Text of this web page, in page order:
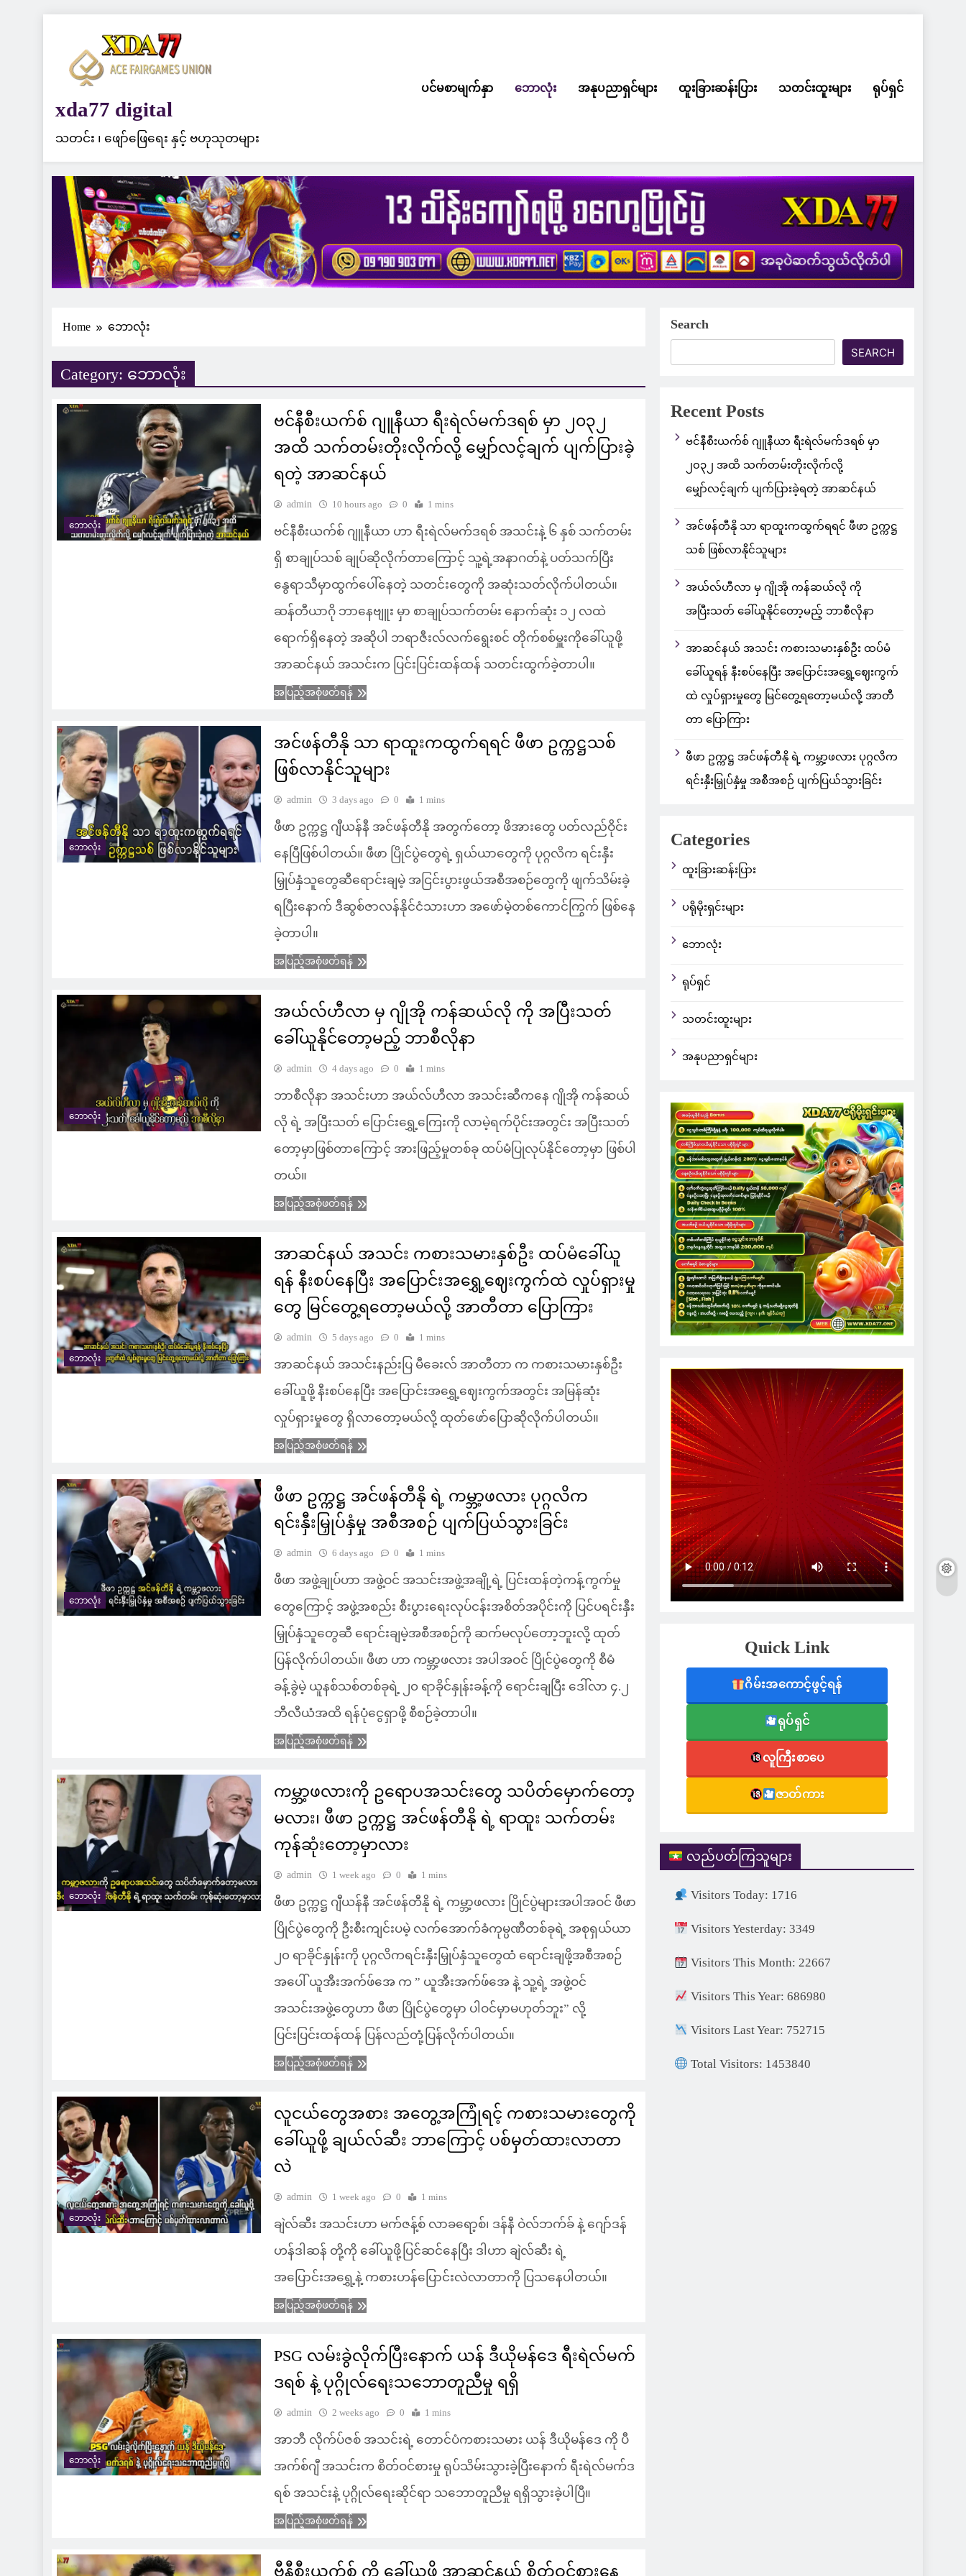
xda77 digital
သတင်း ၊ ဖျော်ဖြေရေး နှင့် ဗဟုသုတများ
ပင်မစာမျက်နှာ ဘောလုံး အနုပညာရှင်များ ထူးခြားဆန်းပြား သတင်းထူးများ ရုပ်ရှင်
Home ဘောလုံး
Category: ဘောလုံး
ဘောလုံး
ဗင်နီစီးယက်စ် ဂျူနီယာ ရီးရဲလ်မက်ဒရစ် မှာ ၂၀၃၂
အထိ သက်တမ်းတိုးလိုက်လို့ မျှော်လင့်ချက် ပျက်ပြားခဲ့
ရတဲ့ အာဆင်နယ်
admin 10 hours ago 0 1 mins
ဗင်နီစီးယက်စ် ဂျူနီယာ ဟာ ရီးရဲလ်မက်ဒရစ် အသင်းနဲ့ ၆ နှစ် သက်တမ်း
ရှိ စာချုပ်သစ် ချုပ်ဆိုလိုက်တာကြောင့် သူ့ရဲ့အနာဂတ်နဲ့ ပတ်သက်ပြီး
နွေရာသီမှာထွက်ပေါ်နေတဲ့ သတင်းတွေကို အဆုံးသတ်လိုက်ပါတယ်။
ဆန်တီယာဂို ဘာနေဗျူး မှာ စာချုပ်သက်တမ်း နောက်ဆုံး ၁၂ လထဲ
ရောက်ရှိနေတဲ့ အဆိုပါ ဘရာဇီးလ်လက်ရွေးစင် တိုက်စစ်မှူးကိုခေါ်ယူဖို့
အာဆင်နယ် အသင်းက ပြင်းပြင်းထန်ထန် သတင်းထွက်ခဲ့တာပါ။
အပြည့်အစုံဖတ်ရန်
ဘောလုံး
အင်ဖန်တီနို သာ ရာထူးကထွက်ရရင် ဖီဖာ ဥက္ကဋ္ဌသစ်
ဖြစ်လာနိုင်သူများ
admin 3 days ago 0 1 mins
ဖီဖာ ဥက္ကဋ္ဌ ဂျီယန်နီ အင်ဖန်တီနို အတွက်တော့ ဖိအားတွေ ပတ်လည်ဝိုင်း
နေပြီဖြစ်ပါတယ်။ ဖီဖာ ပြိုင်ပွဲတွေရဲ့ ရှယ်ယာတွေကို ပုဂ္ဂလိက ရင်းနှီး
မြှုပ်နှံသူတွေဆီရောင်းချမဲ့ အငြင်းပွားဖွယ်အစီအစဉ်တွေကို ဖျက်သိမ်းခဲ့
ရပြီးနောက် ဒီဆွစ်ဇာလန်နိုင်ငံသားဟာ အဖော်မဲ့တစ်ကောင်ကြွက် ဖြစ်နေ
ခဲ့တာပါ။
အပြည့်အစုံဖတ်ရန်
ဘောလုံး
အယ်လ်ဟီလာ မှ ဂျိုအို ကန်ဆယ်လို ကို အပြီးသတ်
ခေါ်ယူနိုင်တော့မည့် ဘာစီလိုနာ
admin 4 days ago 0 1 mins
ဘာစီလိုနာ အသင်းဟာ အယ်လ်ဟီလာ အသင်းဆီကနေ ဂျိုအို ကန်ဆယ်
လို ရဲ့ အပြီးသတ် ပြောင်းရွှေ့ကြေးကို လာမဲ့ရက်ပိုင်းအတွင်း အပြီးသတ်
တော့မှာဖြစ်တာကြောင့် အားဖြည့်မှုတစ်ခု ထပ်မံပြုလုပ်နိုင်တော့မှာ ဖြစ်ပါ
တယ်။
အပြည့်အစုံဖတ်ရန်
ဘောလုံး
အာဆင်နယ် အသင်း ကစားသမားနှစ်ဦး ထပ်မံခေါ်ယူ
ရန် နီးစပ်နေပြီး အပြောင်းအရွှေ့ဈေးကွက်ထဲ လှုပ်ရှားမှု
တွေ မြင်တွေ့ရတော့မယ်လို့ အာတီတာ ပြောကြား
admin 5 days ago 0 1 mins
အာဆင်နယ် အသင်းနည်းပြ မီခေးလ် အာတီတာ က ကစားသမားနှစ်ဦး
ခေါ်ယူဖို့ နီးစပ်နေပြီး အပြောင်းအရွှေ့ဈေးကွက်အတွင်း အမြန်ဆုံး
လှုပ်ရှားမှုတွေ ရှိလာတော့မယ်လို့ ထုတ်ဖော်ပြောဆိုလိုက်ပါတယ်။
အပြည့်အစုံဖတ်ရန်
ဘောလုံး
ဖီဖာ ဥက္ကဋ္ဌ အင်ဖန်တီနို ရဲ့ ကမ္ဘာ့ဖလား ပုဂ္ဂလိက
ရင်းနှီးမြှုပ်နှံမှု အစီအစဉ် ပျက်ပြယ်သွားခြင်း
admin 6 days ago 0 1 mins
ဖီဖာ အဖွဲ့ချုပ်ဟာ အဖွဲ့ဝင် အသင်းအဖွဲ့အချို့ရဲ့ ပြင်းထန်တဲ့ကန့်ကွက်မှု
တွေကြောင့် အဖွဲ့အစည်း စီးပွားရေးလုပ်ငန်းအစိတ်အပိုင်းကို ပြင်ပရင်းနှီး
မြှုပ်နှံသူတွေဆီ ရောင်းချမဲ့အစီအစဉ်ကို ဆက်မလုပ်တော့ဘူးလို့ ထုတ်
ပြန်လိုက်ပါတယ်။ ဖီဖာ ဟာ ကမ္ဘာ့ဖလား အပါအဝင် ပြိုင်ပွဲတွေကို စီမံ
ခန့်ခွဲမဲ့ ယူနစ်သစ်တစ်ခုရဲ့ ၂၀ ရာခိုင်နှုန်းခန့်ကို ရောင်းချပြီး ဒေါ်လာ ၄.၂
ဘီလီယံအထိ ရန်ပုံငွေရှာဖို့ စီစဉ်ခဲ့တာပါ။
အပြည့်အစုံဖတ်ရန်
ဘောလုံး
ကမ္ဘာ့ဖလားကို ဥရောပအသင်းတွေ သပိတ်မှောက်တော့
မလား၊ ဖီဖာ ဥက္ကဋ္ဌ အင်ဖန်တီနို ရဲ့ ရာထူး သက်တမ်း
ကုန်ဆုံးတော့မှာလား
admin 1 week ago 0 1 mins
ဖီဖာ ဥက္ကဋ္ဌ ဂျီယန်နီ အင်ဖန်တီနို ရဲ့ ကမ္ဘာ့ဖလား ပြိုင်ပွဲများအပါအဝင် ဖီဖာ
ပြိုင်ပွဲတွေကို ဦးစီးကျင်းပမဲ့ လက်အောက်ခံကုမ္ပဏီတစ်ခုရဲ့ အစုရှယ်ယာ
၂၀ ရာခိုင်နှုန်းကို ပုဂ္ဂလိကရင်းနှီးမြှုပ်နှံသူတွေထံ ရောင်းချဖို့အစီအစဉ်
အပေါ် ယူအီးအက်ဖ်အေ က ” ယူအီးအက်ဖ်အေ နဲ့ သူ့ရဲ့ အဖွဲ့ဝင်
အသင်းအဖွဲ့တွေဟာ ဖီဖာ ပြိုင်ပွဲတွေမှာ ပါဝင်မှာမဟုတ်ဘူး” လို့
ပြင်းပြင်းထန်ထန် ပြန်လည်တုံ့ပြန်လိုက်ပါတယ်။
အပြည့်အစုံဖတ်ရန်
ဘောလုံး
လူငယ်တွေအစား အတွေ့အကြုံရင့် ကစားသမားတွေကို
ခေါ်ယူဖို့ ချယ်လ်ဆီး ဘာကြောင့် ပစ်မှတ်ထားလာတာ
လဲ
admin 1 week ago 0 1 mins
ချဲလ်ဆီး အသင်းဟာ မက်ဇန့်စ် လာခရော့စ်၊ ဒန်နီ ဝဲလ်ဘက်ခ် နဲ့ ဂျော်ဒန်
ဟန်ဒါဆန် တို့ကို ခေါ်ယူဖို့ပြင်ဆင်နေပြီး ဒါဟာ ချဲလ်ဆီး ရဲ့
အပြောင်းအရွှေ့နဲ့ ကစားဟန်ပြောင်းလဲလာတာကို ပြသနေပါတယ်။
အပြည့်အစုံဖတ်ရန်
ဘောလုံး
PSG လမ်းခွဲလိုက်ပြီးနောက် ယန် ဒီယိုမန်ဒေ ရီးရဲလ်မက်
ဒရစ် နဲ့ ပုဂ္ဂိုလ်ရေးသဘောတူညီမှု ရရှိ
admin 2 weeks ago 0 1 mins
အာဘီ လိုက်ပ်ဇစ် အသင်းရဲ့ တောင်ပံကစားသမား ယန် ဒီယိုမန်ဒေ ကို ပီ
အက်စ်ဂျီ အသင်းက စိတ်ဝင်စားမှု ရုပ်သိမ်းသွားခဲ့ပြီးနောက် ရီးရဲလ်မက်ဒ
ရစ် အသင်းနဲ့ ပုဂ္ဂိုလ်ရေးဆိုင်ရာ သဘောတူညီမှု ရရှိသွားခဲ့ပါပြီ။
အပြည့်အစုံဖတ်ရန်
ဗီနီစီးယက်စ် ကို ခေါ်ယူဖို့ အာဆင်နယ် စိတ်ဝင်စားနေ
Search
SEARCH
Recent Posts
ဗင်နီစီးယက်စ် ဂျူနီယာ ရီးရဲလ်မက်ဒရစ် မှာ
၂၀၃၂ အထိ သက်တမ်းတိုးလိုက်လို့
မျှော်လင့်ချက် ပျက်ပြားခဲ့ရတဲ့ အာဆင်နယ်
အင်ဖန်တီနို သာ ရာထူးကထွက်ရရင် ဖီဖာ ဥက္ကဋ္ဌ
သစ် ဖြစ်လာနိုင်သူများ
အယ်လ်ဟီလာ မှ ဂျိုအို ကန်ဆယ်လို ကို
အပြီးသတ် ခေါ်ယူနိုင်တော့မည့် ဘာစီလိုနာ
အာဆင်နယ် အသင်း ကစားသမားနှစ်ဦး ထပ်မံ
ခေါ်ယူရန် နီးစပ်နေပြီး အပြောင်းအရွှေ့ဈေးကွက်
ထဲ လှုပ်ရှားမှုတွေ မြင်တွေ့ရတော့မယ်လို့ အာတီ
တာ ပြောကြား
ဖီဖာ ဥက္ကဋ္ဌ အင်ဖန်တီနို ရဲ့ ကမ္ဘာ့ဖလား ပုဂ္ဂလိက
ရင်းနှီးမြှုပ်နှံမှု အစီအစဉ် ပျက်ပြယ်သွားခြင်း
Categories
ထူးခြားဆန်းပြား
ပရိုမိုးရှင်းများ
ဘောလုံး
ရုပ်ရှင်
သတင်းထူးများ
အနုပညာရှင်များ
Quick Link
ဂိမ်းအကောင့်ဖွင့်ရန်
ရုပ်ရှင်
လူကြီးစာပေ
ဇာတ်ကား
လည်ပတ်ကြသူများ
Visitors Today: 1716
Visitors Yesterday: 3349
Visitors This Month: 22667
Visitors This Year: 686980
Visitors Last Year: 752715
Total Visitors: 1453840